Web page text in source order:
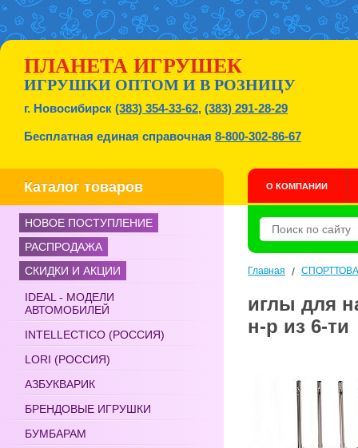
ПЛАНЕТА ИГРУШЕК
ИГРУШКИ ОПТОМ И В РОЗНИЦУ
г. Новосибирск (383) 354-33-62, (383) 291-28-29
Бесплатная единая справочная 8-800-302-86-67
Каталог товаров О КОМПАНИИ
НОВОЕ ПОСТУПЛЕНИЕ
РАСПРОДАЖА
СКИДКИ И АКЦИИ
IDEAL - МОДЕЛИ
АВТОМОБИЛЕЙ
INTELLECTICO (РОССИЯ)
LORI (РОССИЯ)
АЗБУКВАРИК
БРЕНДОВЫЕ ИГРУШКИ
БУМБАРАМ
Главная /
иглы для
н-р из 6-ти